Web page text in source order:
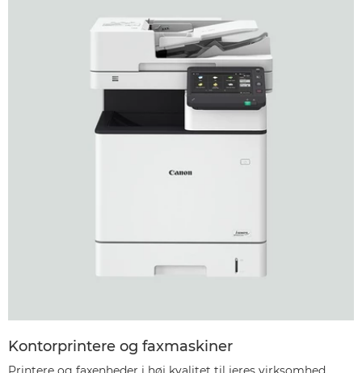
Kontorprintere og faxmaskiner